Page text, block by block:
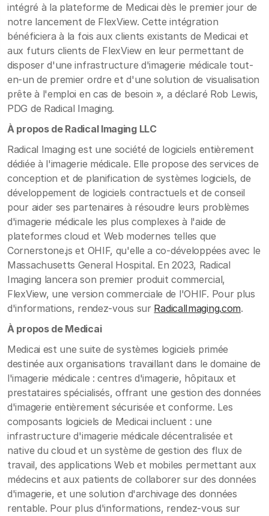
intégré à la plateforme de Medicai dès le premier jour de
notre lancement de FlexView. Cette intégration
bénéficiera à la fois aux clients existants de Medicai et
aux futurs clients de FlexView en leur permettant de
disposer d'une infrastructure d'imagerie médicale tout-
en-un de premier ordre et d'une solution de visualisation
prête à l'emploi en cas de besoin », a déclaré Rob Lewis,
PDG de Radical Imaging.
À propos de Radical Imaging LLC
Radical Imaging est une société de logiciels entièrement
dédiée à l'imagerie médicale. Elle propose des services de
conception et de planification de systèmes logiciels, de
développement de logiciels contractuels et de conseil
pour aider ses partenaires à résoudre leurs problèmes
d'imagerie médicale les plus complexes à l'aide de
plateformes cloud et Web modernes telles que
Cornerstone.js et OHIF, qu'elle a co-développées avec le
Massachusetts General Hospital. En 2023, Radical
Imaging lancera son premier produit commercial,
FlexView, une version commerciale de l'OHIF. Pour plus
d'informations, rendez-vous sur RadicalImaging.com.
À propos de Medicai
Medicai est une suite de systèmes logiciels primée
destinée aux organisations travaillant dans le domaine de
l'imagerie médicale : centres d'imagerie, hôpitaux et
prestataires spécialisés, offrant une gestion des données
d'imagerie entièrement sécurisée et conforme. Les
composants logiciels de Medicai incluent : une
infrastructure d'imagerie médicale décentralisée et
native du cloud et un système de gestion des flux de
travail, des applications Web et mobiles permettant aux
médecins et aux patients de collaborer sur des données
d'imagerie, et une solution d'archivage des données
rentable. Pour plus d'informations, rendez-vous sur